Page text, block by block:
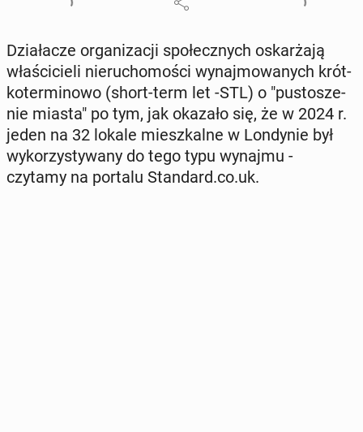
Dzia­ła­cze or­ga­ni­za­cji spo­łecz­nych oskar­ża­ją
wła­ści­cie­li nie­ru­cho­mo­ści wy­naj­mo­wa­nych krót­
ko­ter­mi­no­wo (short-term let -STL) o "pu­sto­sze­
nie miasta" po tym, jak okazało się, że w 2024 r.
jeden na 32 lokale miesz­kal­ne w Lon­dy­nie był
wy­ko­rzy­sty­wa­ny do tego typu wynajmu -
czytamy na portalu Stan­dard.co.uk.